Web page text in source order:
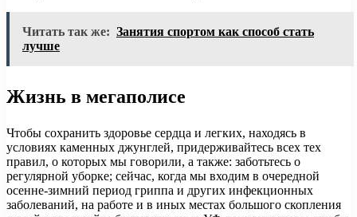
Читать так же: Занятия спортом как способ стать
лучше
Жизнь в мегаполисе
Чтобы сохранить здоровье сердца и легких, находясь в
условиях каменных джунглей, придерживайтесь всех тех
правил, о которых мы говорили, а также: заботьтесь о
регулярной уборке; сейчас, когда мы входим в очередной
осенне-зимний период гриппа и других инфекционных
заболеваний, на работе и в иных местах большого скопления